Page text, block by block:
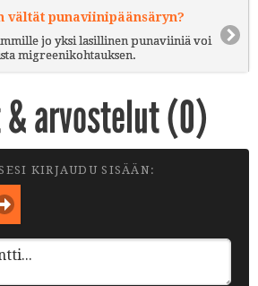
vältät punaviinipäänsäryn?
jo yksi lasillinen punaviiniä voi
migreenikohtauksen.
arvostelut (0)
KIRJAUDU SISÄÄN: